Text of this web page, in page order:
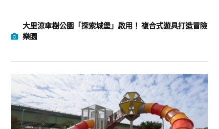
大里涼傘樹公園「探索城堡」啟用！ 複合式遊具打造冒險
樂園